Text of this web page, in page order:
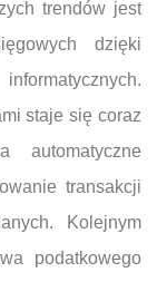
trendów jest
dzięki
staje się coraz
automatyczne
transakcji
Kolejnym
podatkowego